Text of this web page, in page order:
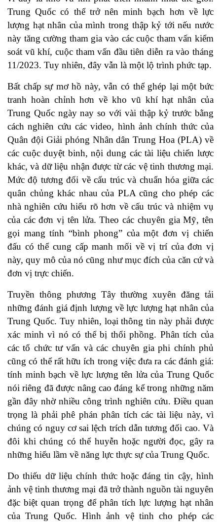
Trung Quốc có thể trở nên minh bạch hơn về lực
lượng hạt nhân của mình trong thập kỷ tới nếu nước
này tăng cường tham gia vào các cuộc tham vấn kiểm
soát vũ khí, cuộc tham vấn đầu tiên diễn ra vào tháng
11/2023. Tuy nhiên, đây vẫn là một lộ trình phức tạp.
Bất chấp sự mơ hồ này, vẫn có thể ghép lại một bức
tranh hoàn chỉnh hơn về kho vũ khí hạt nhân của
Trung Quốc ngày nay so với vài thập kỷ trước bằng
cách nghiên cứu các video, hình ảnh chính thức của
Quân đội Giải phóng Nhân dân Trung Hoa (PLA) về
các cuộc duyệt binh, nội dung các tài liệu chiến lược
khác, và dữ liệu nhận được từ các vệ tinh thương mại.
Mức độ tương đối về cấu trúc và chuẩn hóa giữa các
quân chủng khác nhau của PLA cũng cho phép các
nhà nghiên cứu hiểu rõ hơn về cấu trúc và nhiệm vụ
của các đơn vị tên lửa. Theo các chuyên gia Mỹ, tên
gọi mang tính “bình phong” của một đơn vị chiến
đấu có thể cung cấp manh mối về vị trí của đơn vị
này, quy mô của nó cũng như mục đích của căn cứ và
đơn vị trực chiến.
Truyền thông phương Tây thường xuyên đăng tải
những đánh giá định lượng về lực lượng hạt nhân của
Trung Quốc. Tuy nhiên, loại thông tin này phải được
xác minh vì nó có thể bị thổi phồng. Phân tích của
các tổ chức tư vấn và các chuyên gia phi chính phủ
cũng có thể rất hữu ích trong việc đưa ra các đánh giá:
tính minh bạch về lực lượng tên lửa của Trung Quốc
nói riêng đã được nâng cao đáng kể trong những năm
gần đây nhờ nhiều công trình nghiên cứu. Điều quan
trọng là phải phê phán phân tích các tài liệu này, vì
chúng có nguy cơ sai lệch trích dẫn tương đối cao. Và
đôi khi chúng có thể huyễn hoặc người đọc, gây ra
những hiểu lầm về năng lực thực sự của Trung Quốc.
Do thiếu dữ liệu chính thức hoặc đáng tin cậy, hình
ảnh vệ tinh thương mại đã trở thành nguồn tài nguyên
đặc biệt quan trọng để phân tích lực lượng hạt nhân
của Trung Quốc. Hình ảnh vệ tinh cho phép các